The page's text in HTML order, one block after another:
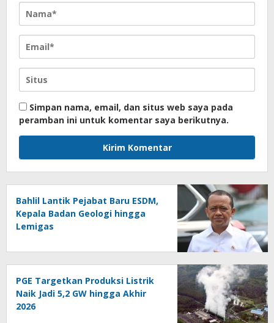
Simpan nama, email, dan situs web saya pada
peramban ini untuk komentar saya berikutnya.
Bahlil Lantik Pejabat Baru ESDM,
Kepala Badan Geologi hingga
Lemigas
PGE Targetkan Produksi Listrik
Naik Jadi 5,2 GW hingga Akhir
2026